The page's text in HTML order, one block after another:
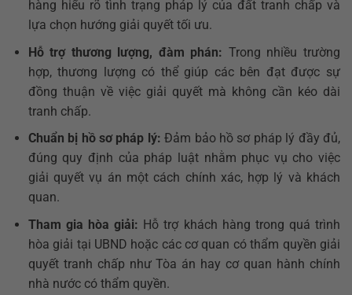
hàng hiểu rõ tình trạng pháp lý của đất tranh chấp và
lựa chọn hướng giải quyết tối ưu.
Hỗ trợ thương lượng, đàm phán: Trong nhiều trường
hợp, thương lượng có thể giúp các bên đạt được sự
đồng thuận về việc giải quyết mà không cần kéo dài
tranh chấp.
Chuẩn bị hồ sơ pháp lý: Đảm bảo hồ sơ pháp lý đầy đủ,
đúng quy định của pháp luật nhằm phục vụ cho việc
giải quyết vụ án một cách chính xác, hợp lý và khách
quan.
Tham gia hòa giải: Hỗ trợ khách hàng trong quá trình
hòa giải tại UBND hoặc các cơ quan có thẩm quyền giải
quyết tranh chấp như Tòa án hay cơ quan hành chính
nhà nước có thẩm quyền.